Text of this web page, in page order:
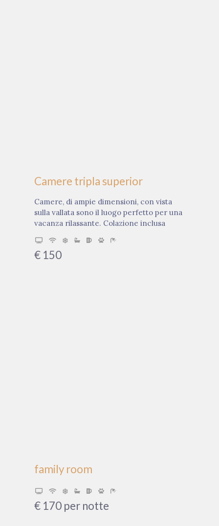
Camere tripla superior
Camere, di ampie dimensioni, con vista
sulla vallata sono il luogo perfetto per una
vacanza rilassante. Colazione inclusa
€ 150
family room
€ 170 per notte